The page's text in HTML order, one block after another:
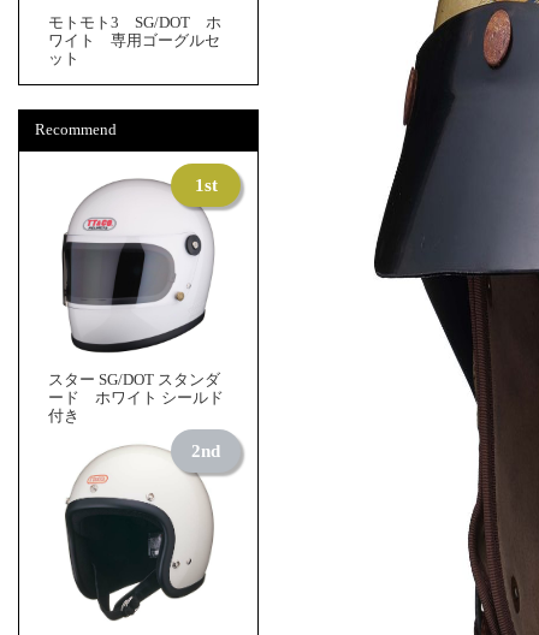
モトモト3 SG/DOT ホ
ワイト 専用ゴーグルセ
ット
Recommend
スター SG/DOT スタンダ
ード ホワイト シールド
付き